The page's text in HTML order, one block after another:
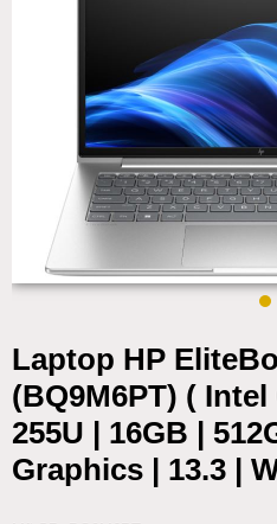
Laptop HP
(BQ9M6PT) (
255U | 16GB |
Graphics | 13.3 |